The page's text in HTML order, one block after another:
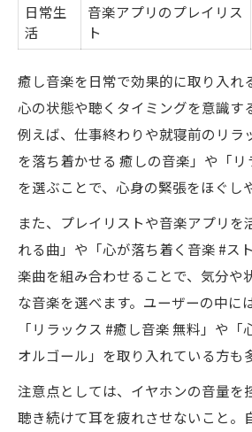
日常生
活
音楽アプリのプレイリス
ト
癒し音楽を日常で効果的に取り入れ
心の状態や聴くタイミングを意識す
例えば、仕事終わりや就寝前のリラ
を落ち着かせる 癒しの音楽」や「リ
を選ぶことで、心身の緊張をほぐし
また、プレイリストや音楽アプリを
れる曲」や「心が落ち着く音楽 #ス
楽曲を組み合わせることで、気分や
な音楽を選べます。ユーザーの中に
「リラックス #癒し音楽 無料」や「
オルゴール」を取り入れている方も
注意点としては、イヤホンの音量を
聴き続けて耳を疲れさせないこと。